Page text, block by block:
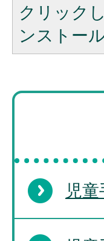
クリック
ンストー
児